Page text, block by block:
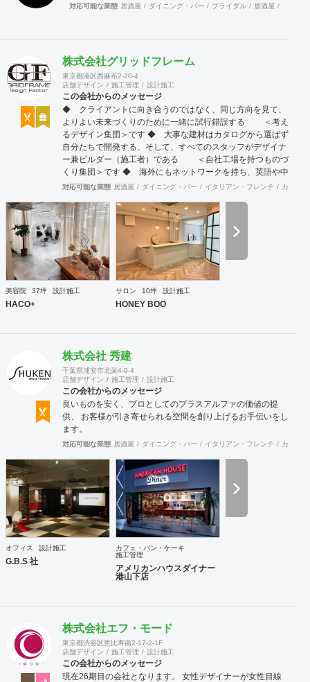
対応可能な業態 居酒屋 ダイニング・バー ブライダル 居酒屋
株式会社グリッドフレーム
東京都港区西麻布2-20-4
店舗デザイン
施工管理 設計施工
この会社からのメッセージ
◆ クライアントに向き合うのではなく、同じ方向を見て、
よりよい未来づくりのために一緒に試行錯誤する ＜考え
るデザイン集団＞です ◆ 大事な建材はカタログから選ばず
自分たちで開発する、そして、すべてのスタッフがデザイナ
ー兼ビルダー（施工者）である ＜自社工場を持つものづ
くり集団＞です ◆ 海外にもネットワークを持ち、英語や中
国語に堪能なスタッフたちが、海外から国内への出店をスム
工案件、設計＋造作物の案件、施工案件、造作物制作など、
多様な請負形態が可能です。工場では金属を中心にさまざま
な素材を用いた制作が可能で、例えば通常デザイン性とは無
縁な特定防火設備（鉄扉）などにも高いデザイン性を施すこ
とも可能です。 GRIDFRAME とりかえのきかない空間
https://gridframe.co.jp/ Synes(シネス) 霧のようなやわらか
込む空間 https://sotochiku.com/
対応可能な業態 居酒屋 ダイニング・バー イタリアン・フレンチ カフェ
美容院 37坪 設計施工
HACO+
サロン 10坪 設計施工
HONEY BOO
株式会社 秀建
千葉県浦安市北栄4-9-4
店舗デザイン
施工管理 設計施工
この会社からのメッセージ
良いものを安く、プロとしてのプラスアルファの価値の提
供、 お客様が引き寄せられる空間を創り上げるお手伝いをし
ます。
対応可能な業態 居酒屋 ダイニング・バー イタリアン・フレンチ カフェ
オフィス 設計施工
G.B.S 社
カフェ・パン・ケーキ
施工管理
アメリカンハウスダイナー
港山下店
株式会社エフ・モード
東京都渋谷区恵比寿南2-17-2-1F
店舗デザイン
施工管理 設計施工
この会社からのメッセージ
現在26期目の会社となります。 女性デザイナーが女性目線